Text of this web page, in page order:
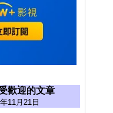
歡迎的文章
11月21日